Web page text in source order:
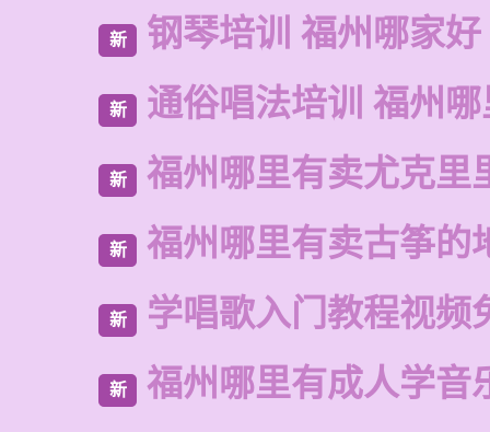
新 钢琴培训 福州哪家好
新 通俗唱法培训 福州
新 福州哪里有卖尤克里
新 福州哪里有卖古筝的
新 学唱歌入门教程视频
新 福州哪里有成人学音